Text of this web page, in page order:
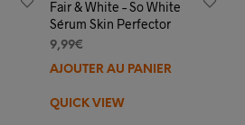
Fair & White – So White
Sérum Skin Perfector
9,99€
AJOUTER AU PANIER
QUICK VIEW